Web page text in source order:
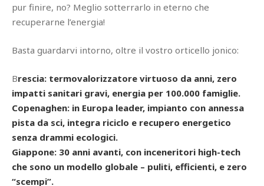
pur finire, no? Meglio sotterrarlo in eterno che
recuperarne l’energia!
Basta guardarvi intorno, oltre il vostro orticello jonico:
Brescia: termovalorizzatore virtuoso da anni, zero
impatti sanitari gravi, energia per 100.000 famiglie.
Copenaghen: in Europa leader, impianto con annessa
pista da sci, integra riciclo e recupero energetico
senza drammi ecologici.
Giappone: 30 anni avanti, con inceneritori high-tech
che sono un modello globale – puliti, efficienti, e zero
“scempi”.